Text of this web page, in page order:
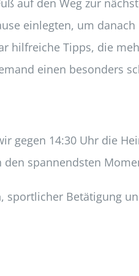
einlegten, um
hilfreiche Tipps, die
einen besonders
gegen 14:30 Uhr die
spannendsten
Betätigung